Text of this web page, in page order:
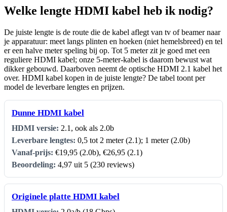
Welke lengte HDMI kabel heb ik nodig?
De juiste lengte is de route die de kabel aflegt van tv of beamer naar
je apparatuur: meet langs plinten en hoeken (niet hemelsbreed) en tel
er een halve meter speling bij op. Tot 5 meter zit je goed met een
reguliere HDMI kabel; onze 5-meter-kabel is daarom bewust wat
dikker gebouwd. Daarboven neemt de optische HDMI 2.1 kabel het
over. HDMI kabel kopen in de juiste lengte? De tabel toont per
model de leverbare lengtes en prijzen.
Dunne HDMI kabel
2.1, ook als 2.0b
0,5 tot 2 meter (2.1); 1 meter (2.0b)
€19,95 (2.0b), €26,95 (2.1)
4,97 uit 5 (230 reviews)
Originele platte HDMI kabel